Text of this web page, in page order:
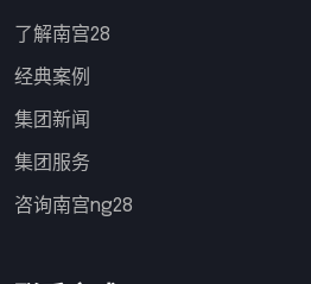
了解南宫28
经典案例
集团新闻
集团服务
咨询南宫ng28